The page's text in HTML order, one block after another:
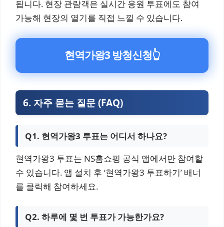
됩니다. 현장 관람객은 실시간 응원 투표에도 참여
가능해 현장의 열기를 직접 느낄 수 있습니다.
현역가왕3 방청신청👆
6. 자주 묻는 질문 (FAQ)
Q1. 현역가왕3 투표는 어디서 하나요?
현역가왕3 투표는 NS홈쇼핑 공식 앱에서만 참여할
수 있습니다. 앱 설치 후 ‘현역가왕3 투표하기’ 배너
를 클릭해 참여하세요.
Q2. 하루에 몇 번 투표가 가능한가요?